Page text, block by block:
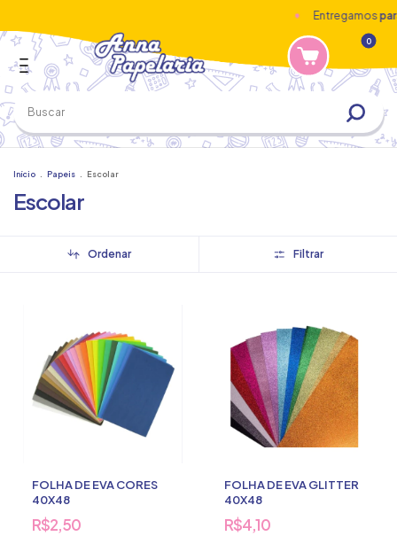
Entregamospara
0
Início Papeis Escolar
Escolar
Ordenar Filtrar
FOLHA DE EVA CORES
40X48
R$2,50
FOLHA DE EVA GLITTER
40X48
R$4,10